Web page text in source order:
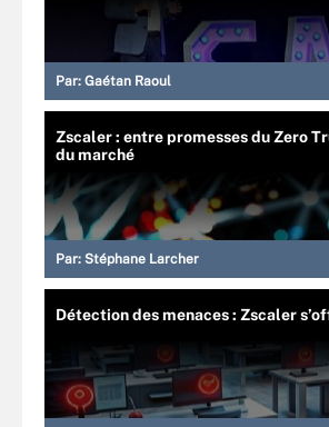
Par: Gaétan Raoul
Zscaler : entre promesses du Zero
du marché
Par: Stéphane Larcher
Détection des menaces : Zscaler